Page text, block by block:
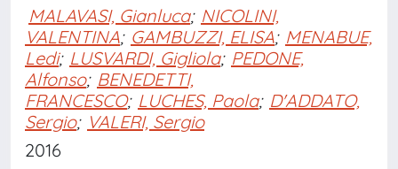
MALAVASI, Gianluca; NICOLINI,
VALENTINA; GAMBUZZI, ELISA; MENABUE,
Ledi; LUSVARDI, Gigliola; PEDONE,
Alfonso; BENEDETTI,
FRANCESCO; LUCHES, Paola; D'ADDATO,
Sergio; VALERI, Sergio
2016